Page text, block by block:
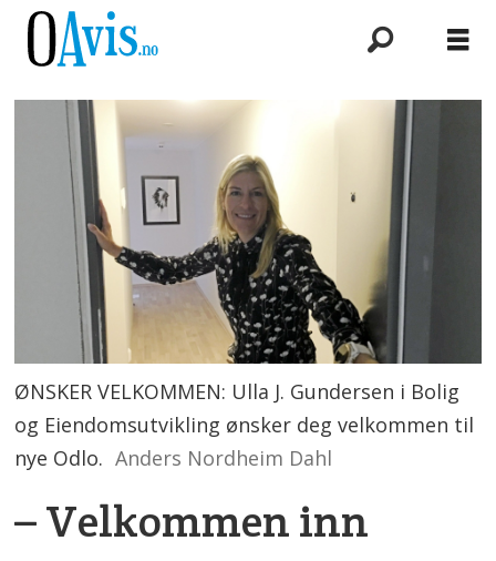
ØNSKER VELKOMMEN: Ulla J. Gundersen i Bolig
og Eiendomsutvikling ønsker deg velkommen til
nye Odlo. Anders Nordheim Dahl
– Velkommen inn